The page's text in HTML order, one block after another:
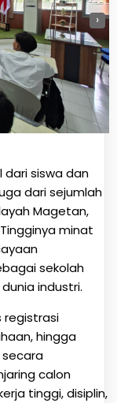
›
dari siswa dan
dari sejumlah
Magetan,
minat
sekolah
industri.
registrasi
hingga
secara
calon
tinggi, disiplin,